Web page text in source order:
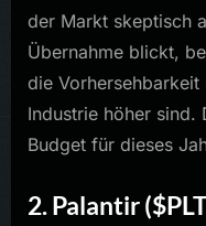
der Markt skeptisch
Übernahme blickt,
die Vorhersehbarkeit
Industrie höher sind.
Budget für dieses
2. Palantir